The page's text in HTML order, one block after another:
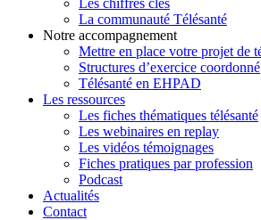
Les chiffres clés
La communauté Télésanté
Notre accompagnement
Mettre en place votre projet de
Structures d’exercice coordonné
Télésanté en EHPAD
Les ressources
Les fiches thématiques télésanté
Les webinaires en replay
Les vidéos témoignages
Fiches pratiques par profession
Podcast
Actualités
Contact